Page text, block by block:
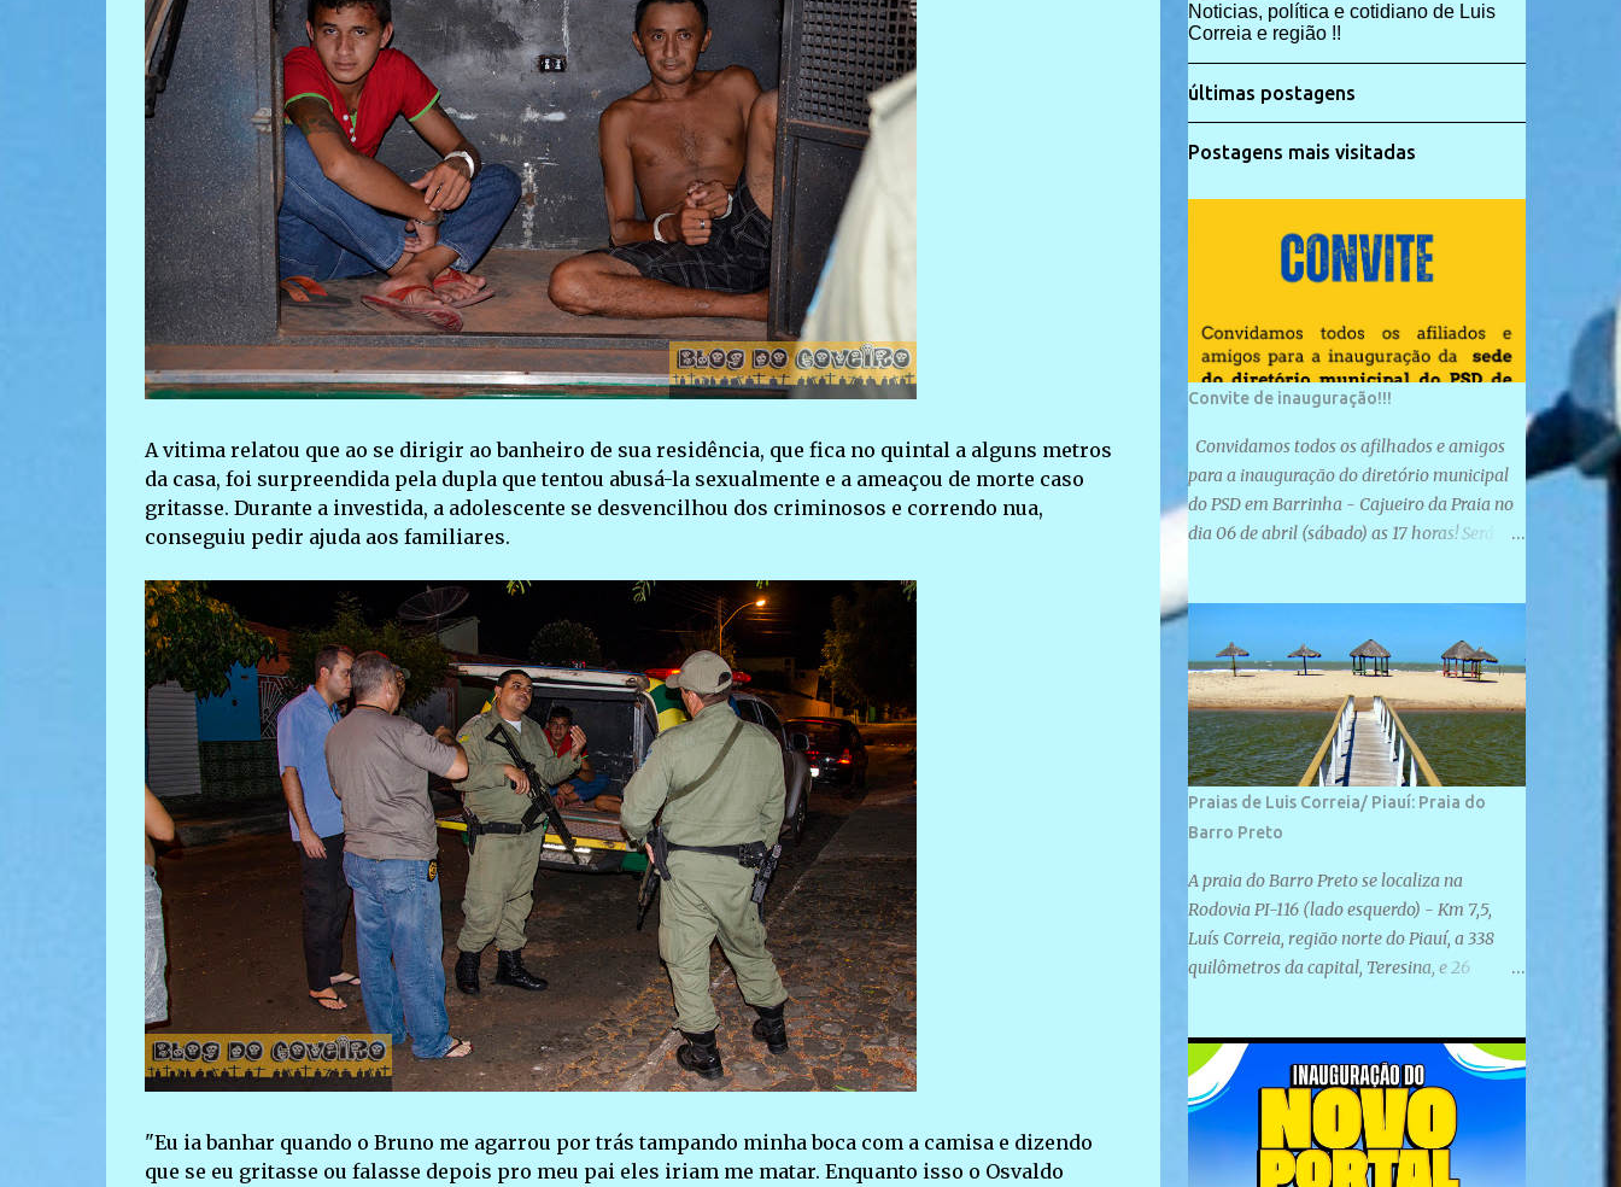
A vitima relatou que ao se dirigir ao banheiro de sua residência, que fica no quintal a alguns metros
da casa, foi surpreendida pela dupla que tentou abusá-la sexualmente e a ameaçou de morte caso
gritasse. Durante a investida, a adolescente se desvencilhou dos criminosos e correndo nua,
conseguiu pedir ajuda aos familiares.
"Eu ia banhar quando o Bruno me agarrou por trás tampando minha boca com a camisa e dizendo
que se eu gritasse ou falasse depois pro meu pai eles iriam me matar. Enquanto isso o Osvaldo
Noticias, política e cotidiano de Luis
Correia e região !!
últimas postagens
Postagens mais visitadas
Convite de inauguração!!!
Convidamos todos os afilhados e amigos
para a inauguração do diretório municipal
do PSD em Barrinha - Cajueiro da Praia no
dia 06 de abril (sábado) as 17 horas! Será
inauguração de sua sede e a realização de
novas filiações partidárias. A sede está
localizada na Rua São José, 98 Barrinha -
Cajueiro da Praia.
Praias de Luis Correia/ Piauí: Praia do
Barro Preto
A praia do Barro Preto se localiza na
Rodovia PI-116 (lado esquerdo) - Km 7,5,
Luís Correia, região norte do Piauí, a 338
quilômetros da capital, Teresina, e 26
plana e retilínea na maior parte de sua
extensão, chegando a mais ou menos a 1,5
km de paisagens exuberantes. Possui ondas
suaves devido ao extensivo molhe de pedras
que não chegam a 2 metros de altura, não